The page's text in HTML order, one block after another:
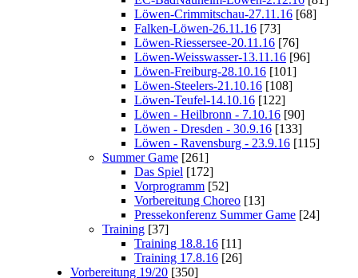
Löwen-Crimmitschau-27.11.16 [68]
Falken-Löwen-26.11.16 [73]
Löwen-Riessersee-20.11.16 [76]
Löwen-Weisswasser-13.11.16 [96]
Löwen-Freiburg-28.10.16 [101]
Löwen-Steelers-21.10.16 [108]
Löwen-Teufel-14.10.16 [122]
Löwen - Heilbronn - 7.10.16 [90]
Löwen - Dresden - 30.9.16 [133]
Löwen - Ravensburg - 23.9.16 [115]
Summer Game [261]
Das Spiel [172]
Vorprogramm [52]
Vorbereitung Choreo [13]
Pressekonferenz Summer Game [24]
Training [37]
Training 18.8.16 [11]
Training 17.8.16 [26]
Vorbereitung 19/20 [350]